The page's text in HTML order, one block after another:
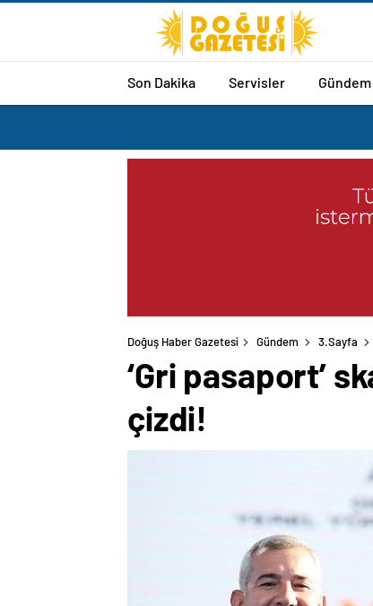
Son Dakika Servisler Gündem
Doğuş Haber Gazetesi Gündem 3.Sayfa
‘Gri pasaport’
çizdi!